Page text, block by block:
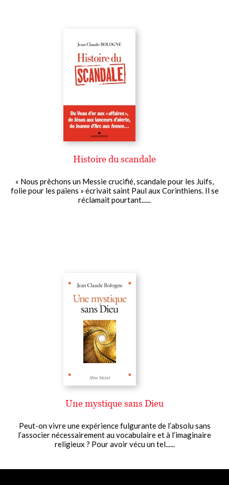
Histoire du scandale
« Nous prêchons un Messie crucifié, scandale pour les Juifs,
folie pour les païens » écrivait saint Paul aux Corinthiens. Il se
réclamait pourtant......
Une mystique sans Dieu
Peut-on vivre une expérience fulgurante de l’absolu sans
l’associer nécessairement au vocabulaire et à l’imaginaire
religieux ? Pour avoir vécu un tel......